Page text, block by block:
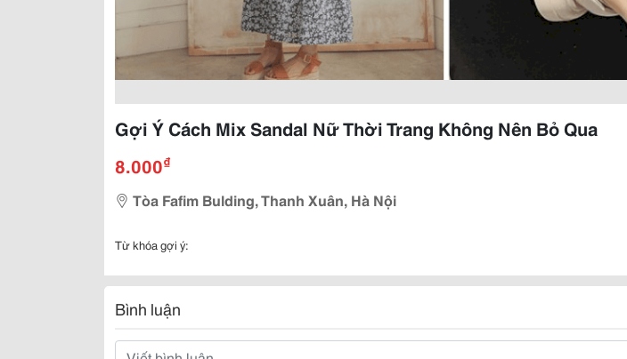
Gợi Ý Cách Mix Sandal Nữ Thời Trang Không Nên Bỏ Qua
8.000₫
Tòa Fafim Bulding, Thanh Xuân, Hà Nội
Từ khóa gợi ý:
Bình luận